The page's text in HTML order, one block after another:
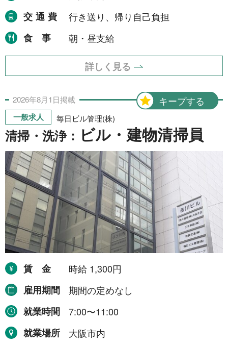
交通費
行き送り、帰り自己負担
食事
朝・昼支給
詳しく見る
キープする
2026年8月1日掲載
一般求人 毎日ビル管理(株)
清掃・洗浄： ビル・建物清掃員
賃金
時給 1,300円
雇用期間
期間の定めなし
就業時間
7:00〜11:00
就業場所
大阪市内